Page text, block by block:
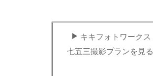
キキフォトワークス
七五三撮影プランを見る